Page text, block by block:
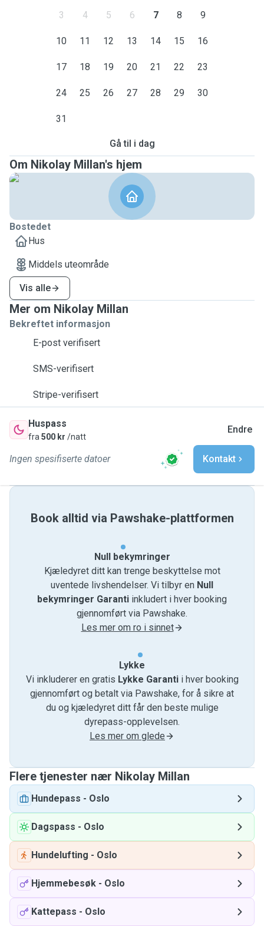
3 4 5 6 7 8 9
10 11 12 13 14 15 16
17 18 19 20 21 22 23
24 25 26 27 28 29 30
31
Gå til i dag
Om Nikolay Millan's hjem
Bostedet
Hus
Middels uteområde
Vis alle
Mer om Nikolay Millan
Bekreftet informasjon
E-post verifisert
SMS-verifisert
Stripe-verifisert
Huspass
fra 500 kr /natt
Endre
Ingen spesifiserte datoer Kontakt
Book alltid via Pawshake-plattformen
Null bekymringer
Kjæledyret ditt kan trenge beskyttelse mot
uventede livshendelser. Vi tilbyr en Null
bekymringer Garanti inkludert i hver booking
gjennomført via Pawshake.
Les mer om ro i sinnet
Lykke
Vi inkluderer en gratis Lykke Garantii hver booking
gjennomført og betalt via Pawshake, for å sikre at
du og kjæledyret ditt får den beste mulige
dyrepass-opplevelsen.
Les mer om glede
Flere tjenester nær Nikolay Millan
Hundepass - Oslo
Dagspass - Oslo
Hundelufting - Oslo
Hjemmebesøk - Oslo
Kattepass - Oslo